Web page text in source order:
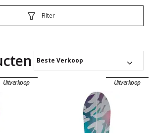
Filter
Beste Verkoop
Uitverkoop Uitverkoop